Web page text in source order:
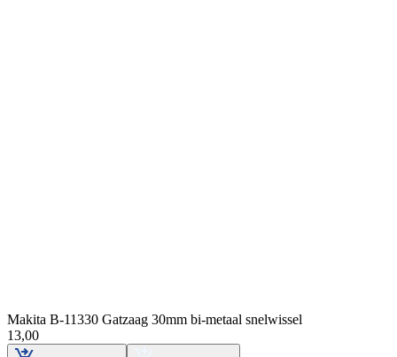
Makita B-11330 Gatzaag 30mm bi-metaal snelwissel
13,00